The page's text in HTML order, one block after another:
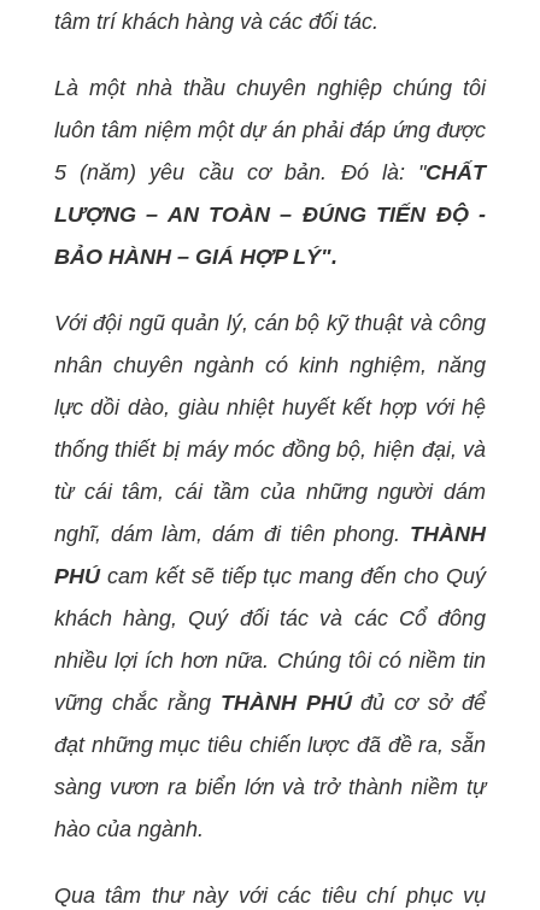
tâm trí khách hàng và các đối tác.
Là một nhà thầu chuyên nghiệp chúng tôi
luôn tâm niệm một dự án phải đáp ứng được
5 (năm) yêu cầu cơ bản. Đó là: "CHẤT
LƯỢNG – AN TOÀN – ĐÚNG TIẾN ĐỘ -
BẢO HÀNH – GIÁ HỢP LÝ".
Với đội ngũ quản lý, cán bộ kỹ thuật và công
nhân chuyên ngành có kinh nghiệm, năng
lực dồi dào, giàu nhiệt huyết kết hợp với hệ
thống thiết bị máy móc đồng bộ, hiện đại, và
từ cái tâm, cái tầm của những người dám
nghĩ, dám làm, dám đi tiên phong. THÀNH
PHÚcam kết sẽ tiếp tục mang đến cho Quý
khách hàng, Quý đối tác và các Cổ đông
nhiều lợi ích hơn nữa. Chúng tôi có niềm tin
vững chắc rằng THÀNH PHÚđủ cơ sở để
đạt những mục tiêu chiến lược đã đề ra, sẵn
sàng vươn ra biển lớn và trở thành niềm tự
hào của ngành.
Qua tâm thư này với các tiêu chí phục vụ